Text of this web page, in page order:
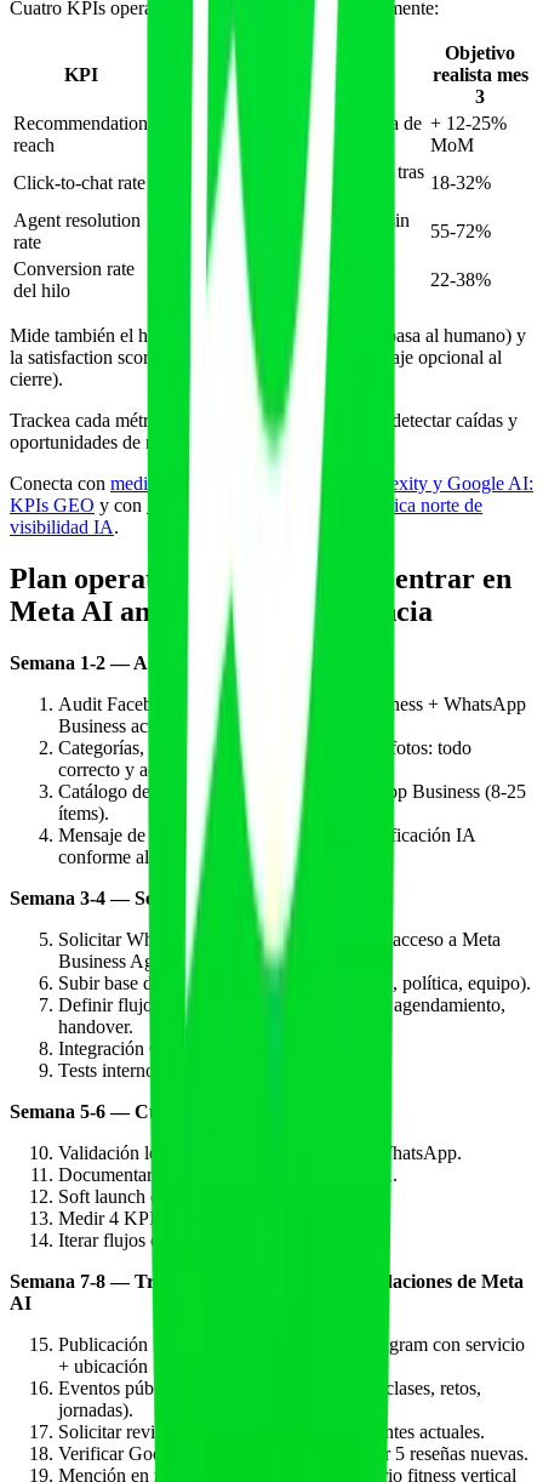
Cuatro KPIs operativos que debes seguir semanalmente:
KPI Definición
Objetivo
realista mes
3
Recommendation
reach
Veces que apareces en respuesta de
Meta AI ante prompts objetivo
+ 12-25%
MoM
Click-to-chat rate
% de usuarios que abren tu hilo tras
recomendación
18-32%
Agent resolution
rate
% de conversaciones resueltas sin
humano
55-72%
Conversion rate
del hilo
% de chats que acaban en
lead/reserva/venta
22-38%
Mide también el handover rate (cuándo el agente pasa al humano) y
la satisfaction score post-chat (escala 1-5 vía mensaje opcional al
cierre).
Trackea cada métrica por hora, día y semana para detectar caídas y
oportunidades de mejora del flujo.
Conecta con medir menciones en ChatGPT, Perplexity y Google AI:
KPIs GEO y con
Share of Model SoM como métrica norte de
visibilidad IA.
Plan operativo de 60 días para entrar en
Meta AI antes que tu competencia
Semana 1-2 — Auditoría y entidad
Audit Facebook Business + Instagram Business + WhatsApp
Business actual.
Categorías, descripción, dirección, horario, fotos: todo
correcto y actualizado.
Catálogo de servicios completo en WhatsApp Business (8-25
ítems).
Mensaje de bienvenida profesional con notificación IA
conforme al AI Act.
Semana 3-4 — Setup Meta Business Agent
Solicitar WhatsApp Business Premium con acceso a Meta
Business Agent.
Subir base de conocimiento (catálogo, FAQ, política, equipo).
Definir flujos: info inicial, calificación lead, agendamiento,
handover.
Integración CRM y calendario.
Tests internos con equipo (15-20 hilos).
Semana 5-6 — Cumplimiento y soft launch
Validación legal: RGPD, AI Act, política WhatsApp.
Documentar registro de tratamientos y DPA.
Soft launch con 50-100 clientes piloto.
Medir 4 KPIs + handover + satisfaction.
Iterar flujos con feedback.
Semana 7-8 — Trabajo de entidad y recomendaciones de Meta
AI
Publicación recurrente en Facebook + Instagram con servicio
+ ubicación + horario.
Eventos públicos semanales en Facebook (clases, retos,
jornadas).
Solicitar reviews y recommendations a clientes actuales.
Verificar Google Business Profile y trabajar 5 reseñas nuevas.
Mención en medio sectorial local o directorio fitness vertical